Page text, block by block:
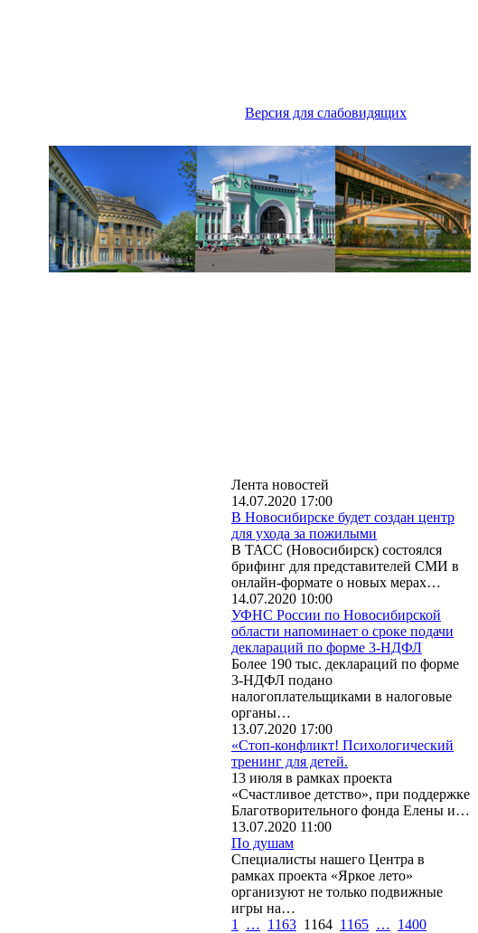
Версия для слабовидящих
Лента новостей
14.07.2020 17:00
В Новосибирске будет создан центр
для ухода за пожилыми
В ТАСС (Новосибирск) состоялся
брифинг для представителей СМИ в
онлайн-формате о новых мерах…
14.07.2020 10:00
УФНС России по Новосибирской
области напоминает о сроке подачи
деклараций по форме 3-НДФЛ
Более 190 тыс. деклараций по форме
3-НДФЛ подано
налогоплательщиками в налоговые
органы…
13.07.2020 17:00
«Стоп-конфликт! Психологический
тренинг для детей.
13 июля в рамках проекта
«Счастливое детство», при поддержке
Благотворительного фонда Елены и…
13.07.2020 11:00
По душам
Специалисты нашего Центра в
рамках проекта «Яркое лето»
организуют не только подвижные
игры на…
1
… 1163 1164 1165 … 1400